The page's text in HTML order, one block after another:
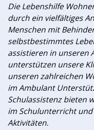
Die Lebenshilfe
durch ein vielfältiges
Menschen mit
selbstbestimmtes
assistieren in unseren
unterstützen unsere
unseren zahlreichen
im Ambulant
Schulassistenz bieten
im Schulunterricht
Aktivitäten.